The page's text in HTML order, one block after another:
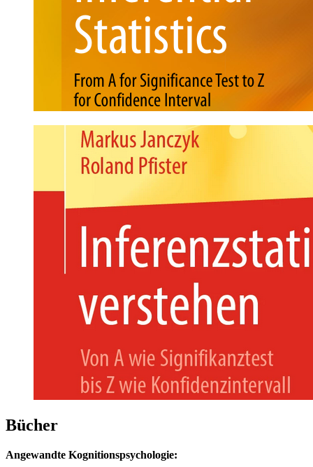
Bücher
Angewandte Kognitionspsychologie: